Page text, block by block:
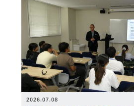
2026.07.08